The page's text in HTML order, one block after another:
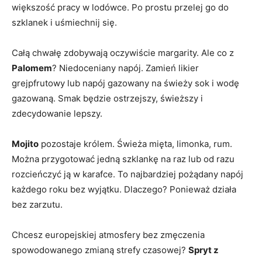
większość pracy w lodówce. Po prostu przelej go do
szklanek i uśmiechnij się.
Całą chwałę zdobywają oczywiście margarity. Ale co z
Palomem? Niedoceniany napój. Zamień likier
grejpfrutowy lub napój gazowany na świeży sok i wodę
gazowaną. Smak będzie ostrzejszy, świeższy i
zdecydowanie lepszy.
Mojito pozostaje królem. Świeża mięta, limonka, rum.
Można przygotować jedną szklankę na raz lub od razu
rozcieńczyć ją w karafce. To najbardziej pożądany napój
każdego roku bez wyjątku. Dlaczego? Ponieważ działa
bez zarzutu.
Chcesz europejskiej atmosfery bez zmęczenia
spowodowanego zmianą strefy czasowej? Spryt z